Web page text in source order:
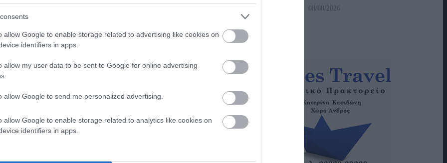
allow Google to enable storage related to advertising like cookies on
identifiers in apps.
allow my user data to be sent to Google for online advertising
allow Google to send me personalized advertising.
allow Google to enable storage related to analytics like cookies on
identifiers in apps.
Ή Η ΑΝAΛΟΓΗ ΑΝΑΤΟΜΙΑ ΠΟΥ ΤΟΝ ΠΑΡΑΓΕΙ.
ή στην εμμηνόπαυση παραμένει γυναίκα γιατί έχει
παραμένει μάτι ακόμα και εάν είναι τυφλό. Ένα
ποτέ αλλά παραμένει αρσενικό. Είναι τα
Γιατί δεν υπάρχει τρίτος ΓΑΜΕΤΗΣ ούτε
παραδεχτεί, ας έχει κόλπο έστω και υποτυπώδη. Ο
συνεπώς είναι ΑΡΡΕΝ. Η Semenya έκανε παιδί με την
ίδιο με την πιθανότητα να πετάξεις νόμισμα και να
08/08/2026